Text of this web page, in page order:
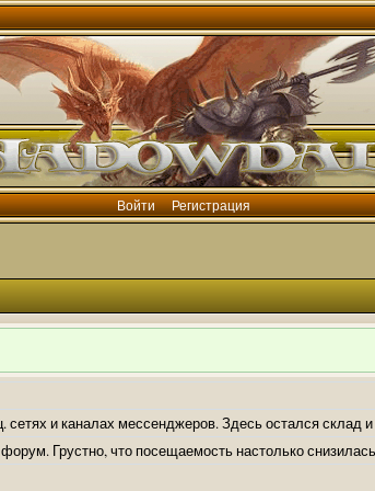
Войти Регистрация
и каналах мессенджеров. Здесь остался склад
Грустно, что посещаемость настолько